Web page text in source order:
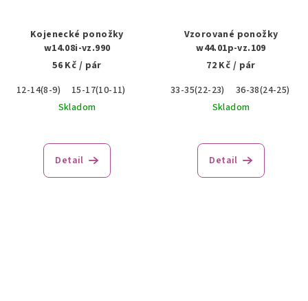
Kojenecké ponožky
w14.08i-vz.990
56 Kč / pár
12-14(8-9)
15-17(10-11)
Skladom
Detail
Vzorované ponožky
w44.01p-vz.109
72 Kč / pár
33-35(22-23)
36-38(24-25)
Skladom
Detail